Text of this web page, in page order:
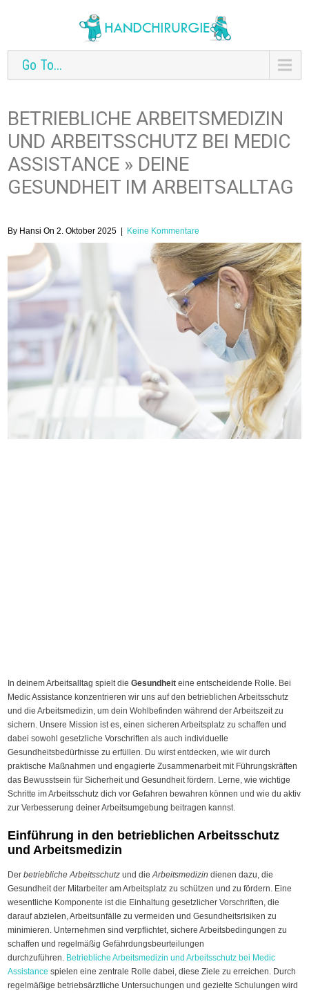
Go To...
BETRIEBLICHE ARBEITSMEDIZIN
UND ARBEITSSCHUTZ BEI MEDIC
ASSISTANCE » DEINE
GESUNDHEIT IM ARBEITSALLTAG
By Hansi On 2. Oktober 2025 Keine Kommentare
In deinem Arbeitsalltag spielt dieGesundheit eine entscheidende Rolle. Bei
Medic Assistance konzentrieren wir uns auf den betrieblichen Arbeitsschutz
und die Arbeitsmedizin, um dein Wohlbefinden während der Arbeitszeit zu
sichern. Unsere Mission ist es, einen sicheren Arbeitsplatz zu schaffen und
dabei sowohl gesetzliche Vorschriften als auch individuelle
Gesundheitsbedürfnisse zu erfüllen. Du wirst entdecken, wie wir durch
praktische Maßnahmen und engagierte Zusammenarbeit mit Führungskräften
das Bewusstsein für Sicherheit und Gesundheit fördern. Lerne, wie wichtige
Schritte im Arbeitsschutz dich vor Gefahren bewahren können und wie du aktiv
zur Verbesserung deiner Arbeitsumgebung beitragen kannst.
Einführung in den betrieblichen Arbeitsschutz
und Arbeitsmedizin
Derbetriebliche Arbeitsschutz und dieArbeitsmedizin dienen dazu, die
Gesundheit der Mitarbeiter am Arbeitsplatz zu schützen und zu fördern. Eine
wesentliche Komponente ist die Einhaltung gesetzlicher Vorschriften, die
darauf abzielen, Arbeitsunfälle zu vermeiden und Gesundheitsrisiken zu
minimieren. Unternehmen sind verpflichtet, sichere Arbeitsbedingungen zu
schaffen und regelmäßig Gefährdungsbeurteilungen
durchzuführen. Betriebliche Arbeitsmedizin und Arbeitsschutz bei Medic
Assistance spielen eine zentrale Rolle dabei, diese Ziele zu erreichen. Durch
regelmäßige betriebsärztliche Untersuchungen und gezielte Schulungen wird